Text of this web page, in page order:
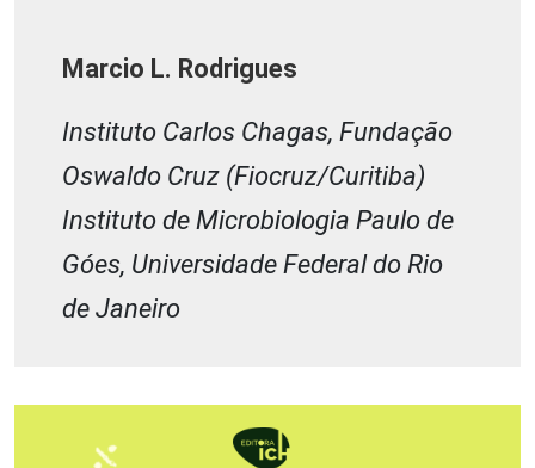
Marcio L. Rodrigues
Instituto Carlos Chagas, Fundação
Oswaldo Cruz (Fiocruz/Curitiba)
Instituto de Microbiologia Paulo de
Góes, Universidade Federal do Rio
de Janeiro